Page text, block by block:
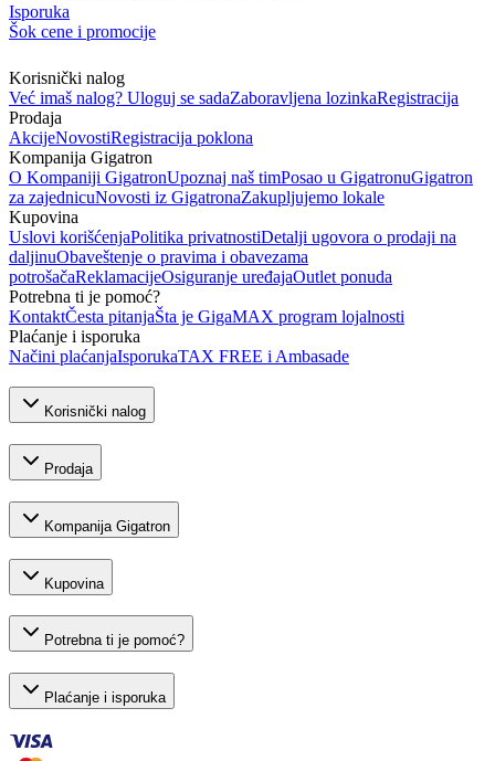
Isporuka
Šok cene i promocije
Korisnički nalog
Već imaš nalog? Uloguj se sadaZaboravljena lozinkaRegistracija
Prodaja
AkcijeNovostiRegistracija poklona
Kompanija Gigatron
O Kompaniji GigatronUpoznaj naš timPosao u GigatronuGigatron
za zajednicuNovosti iz GigatronaZakupljujemo lokale
Kupovina
Uslovi korišćenjaPolitika privatnostiDetalji ugovora o prodaji na
daljinuObaveštenje o pravima i obavezama
potrošačaReklamacijeOsiguranje uređajaOutlet ponuda
Potrebna ti je pomoć?
KontaktČesta pitanjaŠta je GigaMAX program lojalnosti
Plaćanje i isporuka
Načini plaćanjaIsporukaTAX FREE i Ambasade
Korisnički nalog
Prodaja
Kompanija Gigatron
Kupovina
Potrebna ti je pomoć?
Plaćanje i isporuka